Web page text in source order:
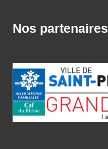
Nos partenaires